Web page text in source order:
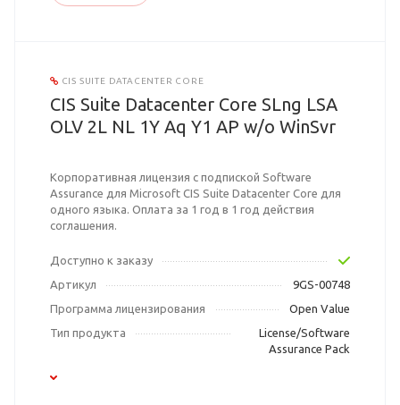
CIS SUITE DATACENTER CORE
CIS Suite Datacenter Core SLng LSA
OLV 2L NL 1Y Aq Y1 AP w/o WinSvr
Корпоративная лицензия с подпиской Software
Assurance для Microsoft CIS Suite Datacenter Core для
одного языка. Оплата за 1 год в 1 год действия
соглашения.
Доступно к заказу
Артикул
9GS-00748
Программа лицензирования
Open Value
Тип продукта
License/Software
Assurance Pack